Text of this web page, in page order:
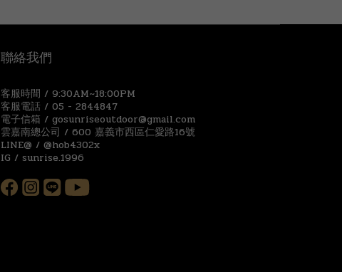
聯絡我們
客服時間 / 9:30AM~18:00PM
客服電話 / 05 - 2844847
電子信箱 / gosunriseoutdoor@gmail.com
雲嘉南總公司 / 600 嘉義市西區仁愛路16號
LINE@ / @hob4302x
IG / sunrise.1996